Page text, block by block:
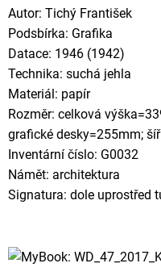
Autor: Tichý František
Podsbírka: Grafika
Datace: 1946 (1942)
Technika: suchá jehla
Materiál: papír
Rozměr: celková
grafické desky=255mm;
Inventární číslo: G0032
Námět: architektura
Signatura: dole uprostřed